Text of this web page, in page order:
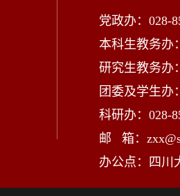
党政办：028-
本科生教务办
研究生教务办
团委及学生办
科研办：028-
邮 箱：
办公点：四川